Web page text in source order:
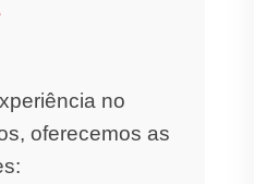
no
oferecemos as